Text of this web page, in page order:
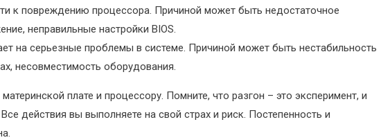
к повреждению процессора. Причиной может быть недостаточное
неправильные настройки BIOS.
на серьезные проблемы в системе. Причиной может быть нестабильность
несовместимость оборудования.
плате и процессору. Помните, что разгон – это эксперимент, и
действия вы выполняете на свой страх и риск. Постепенность и